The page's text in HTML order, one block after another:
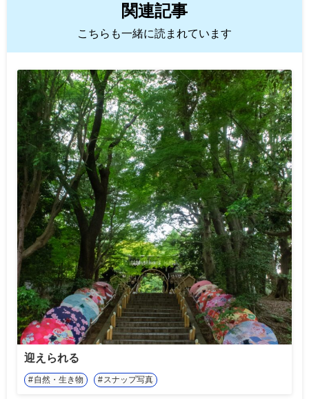
関連記事
こちらも一緒に読まれています
迎えられる
自然・生き物 スナップ写真